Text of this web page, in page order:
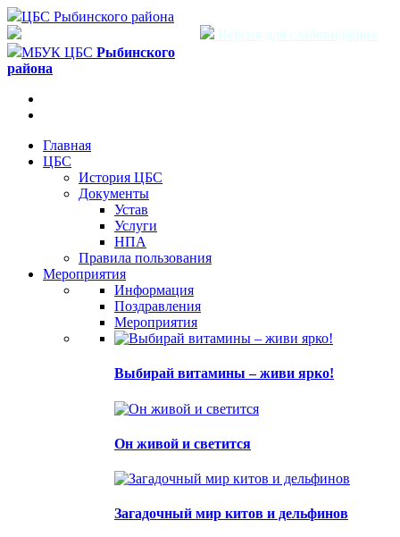
ЦБС Рыбинского района
Версия для слабовидящих
МБУК ЦБС Рыбинского
района
Главная
ЦБС
История ЦБС
Документы
Устав
Услуги
НПА
Правила пользования
Мероприятия
Информация
Поздравления
Мероприятия
Выбирай витамины – живи ярко!
Он живой и светится
Загадочный мир китов и дельфинов